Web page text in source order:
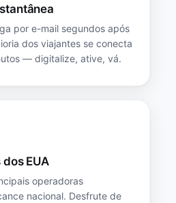
por e-mail segundos após
dos viajantes se conecta
— digitalize, ative, vá.
EUA
operadoras
nacional. Desfrute de